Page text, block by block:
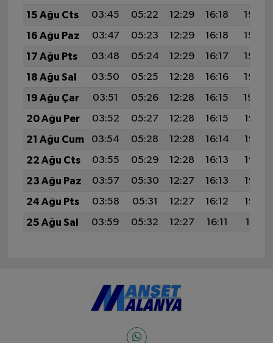
15 Ağu Cts
03:45 05:22 12:29 16:18
19:26
16 Ağu Paz
03:47 05:23 12:29 16:18
19:25
17 Ağu Pts
03:48 05:24 12:29 16:17
19:23
18 Ağu Sal
03:50 05:25 12:28 16:16
19:22
19 Ağu Çar
03:51 05:26 12:28 16:15
19:20
20 Ağu Per
03:52 05:27 12:28 16:15
19:19
21 Ağu Cum
03:54 05:28 12:28 16:14
19:17
22 Ağu Cts
03:55 05:29 12:28 16:13
19:16
23 Ağu Paz
03:57 05:30 12:27 16:13
19:14
24 Ağu Pts
03:58 05:31 12:27 16:12
19:13
25 Ağu Sal
03:59 05:32 12:27 16:11 19:11